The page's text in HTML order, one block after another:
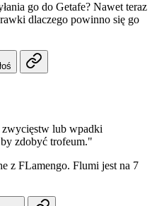
go do Getafe? Nawet teraz
dlaczego powinno się go
lub wpadki
zdobyć trofeum."
z FLamengo. Flumi jest na 7